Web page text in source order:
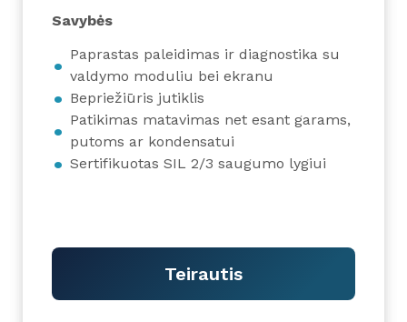
Savybės
Paprastas paleidimas ir diagnostika su
valdymo moduliu bei ekranu
Bepriežiūris jutiklis
Patikimas matavimas net esant garams,
putoms ar kondensatui
Sertifikuotas SIL 2/3 saugumo lygiui
Teirautis